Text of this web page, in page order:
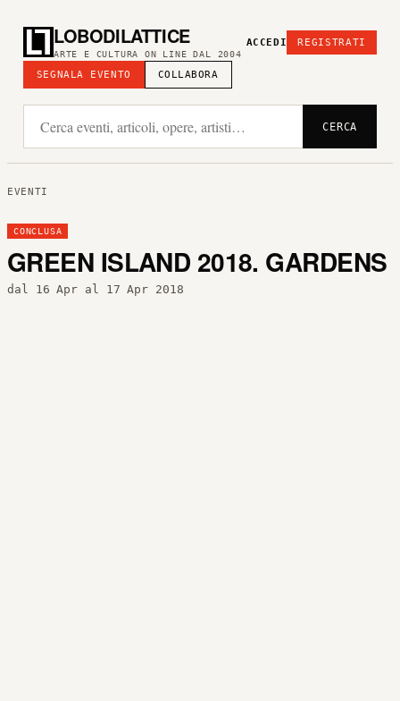
LOBODILATTICE
ARTE E CULTURA ON LINE DAL 2004
SEGNALA EVENTO COLLABORA
ACCEDI REGISTRATI
CERCA
EVENTI
CONCLUSA
GREEN ISLAND 2018. GARDENS
dal 16 Apr al 17 Apr 2018